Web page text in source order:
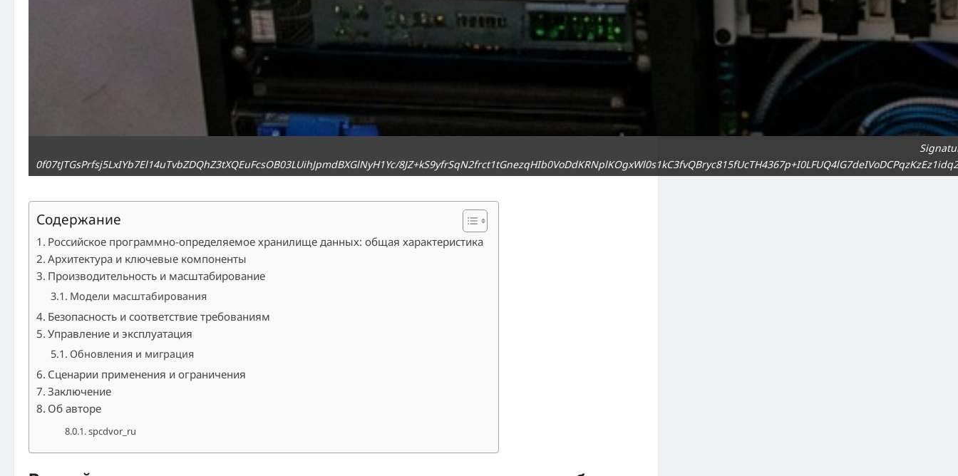
0f07tJTGsPrfsj5LxIYb7El14uTvbZDQhZ3tXQEuFcsOB03LUihJpmdBXGlNyH1Yc/
Содержание
Российское программно-определяемое хранилище данных: общая характеристика
Архитектура и ключевые компоненты
Производительность и масштабирование
Модели масштабирования
Безопасность и соответствие требованиям
Управление и эксплуатация
Обновления и миграция
Сценарии применения и ограничения
Заключение
Об авторе
spcdvor_ru